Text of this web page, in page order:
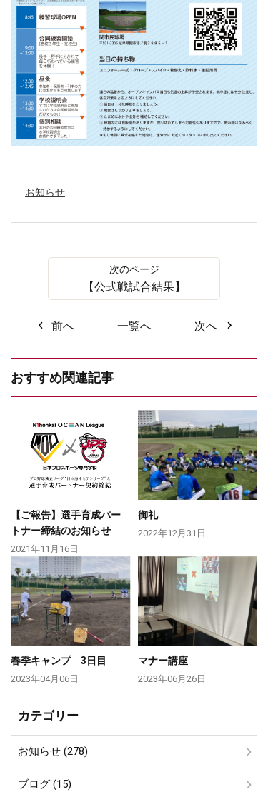
お知らせ
【公式戦試合結果】
前へ 一覧へ 次へ
おすすめ関連記事
【ご報告】選手育成パー
トナー締結のお知らせ
2021年11月16日
御礼
2022年12月31日
春季キャンプ 3日目
2023年04月06日
マナー講座
2023年06月26日
カテゴリー
お知らせ (278)
ブログ (15)